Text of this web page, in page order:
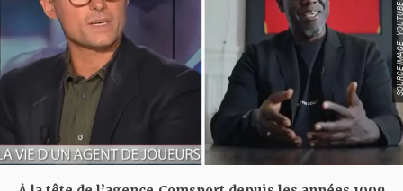
SOURCE